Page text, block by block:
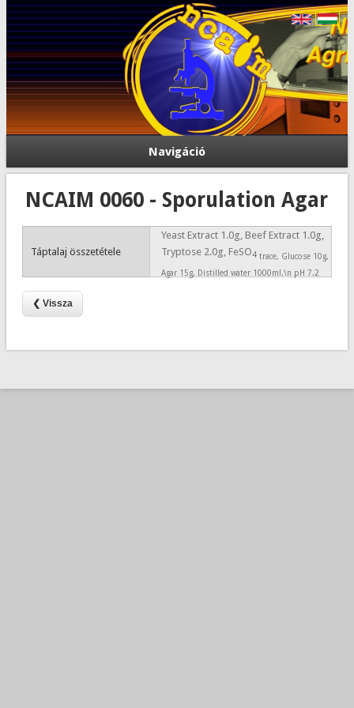
Navigáció
NCAIM 0060 - Sporulation Agar
Táptalaj összetétele
Yeast Extract 1.0g, Beef Extract 1.0g,
Tryptose 2.0g, FeSO4trace, Glucose 10g,
Agar 15g, Distilled water 1000ml.\n pH 7.2